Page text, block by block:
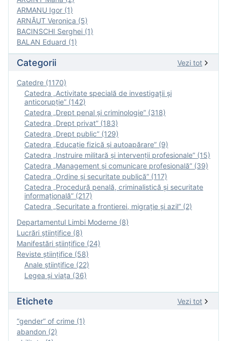
ARMANU Igor (1)
ARNĂUT Veronica (5)
BACINSCHI Serghei (1)
BALAN Eduard (1)
Categorii Vezi tot
Catedre (1170)
Catedra „Activitate specială de investigaţii şi
anticorupție” (142)
Catedra „Drept penal și criminologie” (318)
Catedra „Drept privat” (183)
Catedra „Drept public” (129)
Catedra „Educație fizică şi autoapărare” (9)
Catedra „Instruire militară şi intervenţii profesionale” (15)
Catedra „Management și comunicare profesională” (39)
Catedra „Ordine și securitate publică” (117)
Catedra „Procedură penală, criminalistică și securitate
informațională” (217)
Catedra „Securitate a frontierei, migrație și azil” (2)
Departamentul Limbi Moderne (8)
Lucrări științifice (8)
Manifestări ştiinţifice (24)
Reviste ştiinţifice (58)
Anale ştiinţifice (22)
Legea şi viaţa (36)
Etichete Vezi tot
“gender” of crime (1)
abandon (2)